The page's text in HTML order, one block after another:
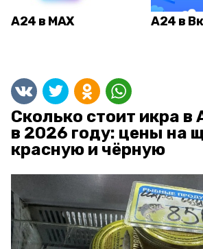
А24 в MAX А24 в
Сколько стоит икра в
в 2026 году: цены на
красную и чёрную